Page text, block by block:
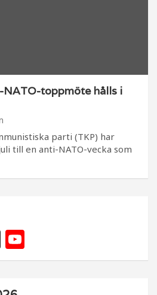
toppmöte hålls i
parti (TKP) har
till en anti-NATO-vecka som
X
o